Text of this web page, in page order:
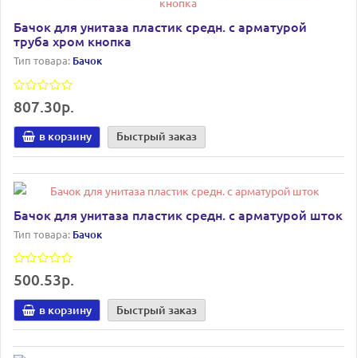
Бачок для унитаза пластик средн. с арматурой
труба хром кнопка
Тип товара: Бачок
807.30р.
в корзину Быстрый заказ
Бачок для унитаза пластик средн. с арматурой шток
Тип товара: Бачок
500.53р.
в корзину Быстрый заказ